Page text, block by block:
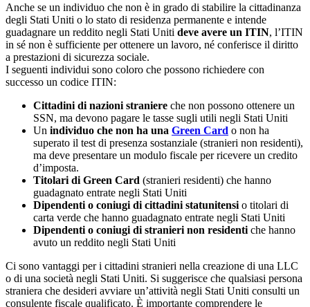
Anche se un individuo che non è in grado di stabilire la cittadinanza
degli Stati Uniti o lo stato di residenza permanente e intende
guadagnare un reddito negli Stati Uniti deve avere un ITIN, l’ITIN
in sé non è sufficiente per ottenere un lavoro, né conferisce il diritto
a prestazioni di sicurezza sociale.
I seguenti individui sono coloro che possono richiedere con
successo un codice ITIN:
Cittadini di nazioni straniere che non possono ottenere un
SSN, ma devono pagare le tasse sugli utili negli Stati Uniti
Un individuo che non ha una Green Card o non ha
superato il test di presenza sostanziale (stranieri non residenti),
ma deve presentare un modulo fiscale per ricevere un credito
d’imposta.
Titolari di Green Card (stranieri residenti) che hanno
guadagnato entrate negli Stati Uniti
Dipendenti o coniugi di cittadini statunitensi o titolari di
carta verde che hanno guadagnato entrate negli Stati Uniti
Dipendenti o coniugi di stranieri non residenti che hanno
avuto un reddito negli Stati Uniti
Ci sono vantaggi per i cittadini stranieri nella creazione di una LLC
o di una società negli Stati Uniti. Si suggerisce che qualsiasi persona
straniera che desideri avviare un’attività negli Stati Uniti consulti un
consulente fiscale qualificato. È importante comprendere le